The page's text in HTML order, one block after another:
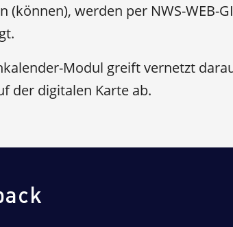
(können), werden per NWS-WEB-
Modul greift vernetzt
der digitalen Karte ab.